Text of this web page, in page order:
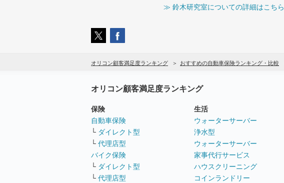
≫ 鈴木研究室についての詳細はこちら
オリコン顧客満足度ランキング おすすめの自動車保険ランキング・比較
オリコン顧客満足度ランキング
保険
自動車保険
└ ダイレクト型
└ 代理店型
バイク保険
└ ダイレクト型
└ 代理店型
生活
ウォーターサーバー
浄水型
ウォーターサーバー
家事代行サービス
ハウスクリーニング
コインランドリー